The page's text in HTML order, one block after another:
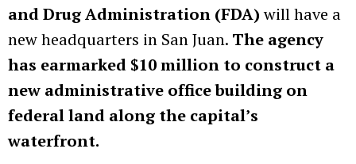
and Drug Administration (FDA)will have a
new headquarters in San Juan. The agency
has earmarked $10 million to construct a
new administrative office building on
federal land along the capital’s
waterfront.